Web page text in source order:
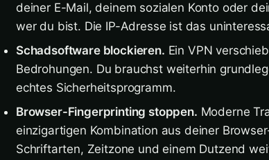
deiner E-Mail, deinem sozialen Konto oder
wer du bist. Die IP-Adresse ist das
Schadsoftware blockieren. Ein VPN
Bedrohungen. Du brauchst weiterhin
echtes Sicherheitsprogramm.
Browser-Fingerprinting stoppen. Moderne
einzigartigen Kombination aus deiner
Schriftarten, Zeitzone und einem Dutzend